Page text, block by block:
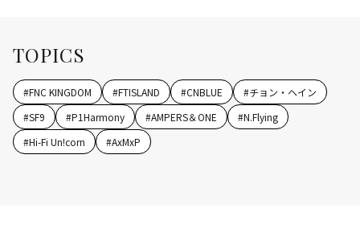
TOPICS
#FNC KINGDOM #FTISLAND #CNBLUE #チョン・ヘイン
#SF9 #P1Harmony #AMPERS＆ONE #N.Flying
#Hi-Fi Un!corn #AxMxP